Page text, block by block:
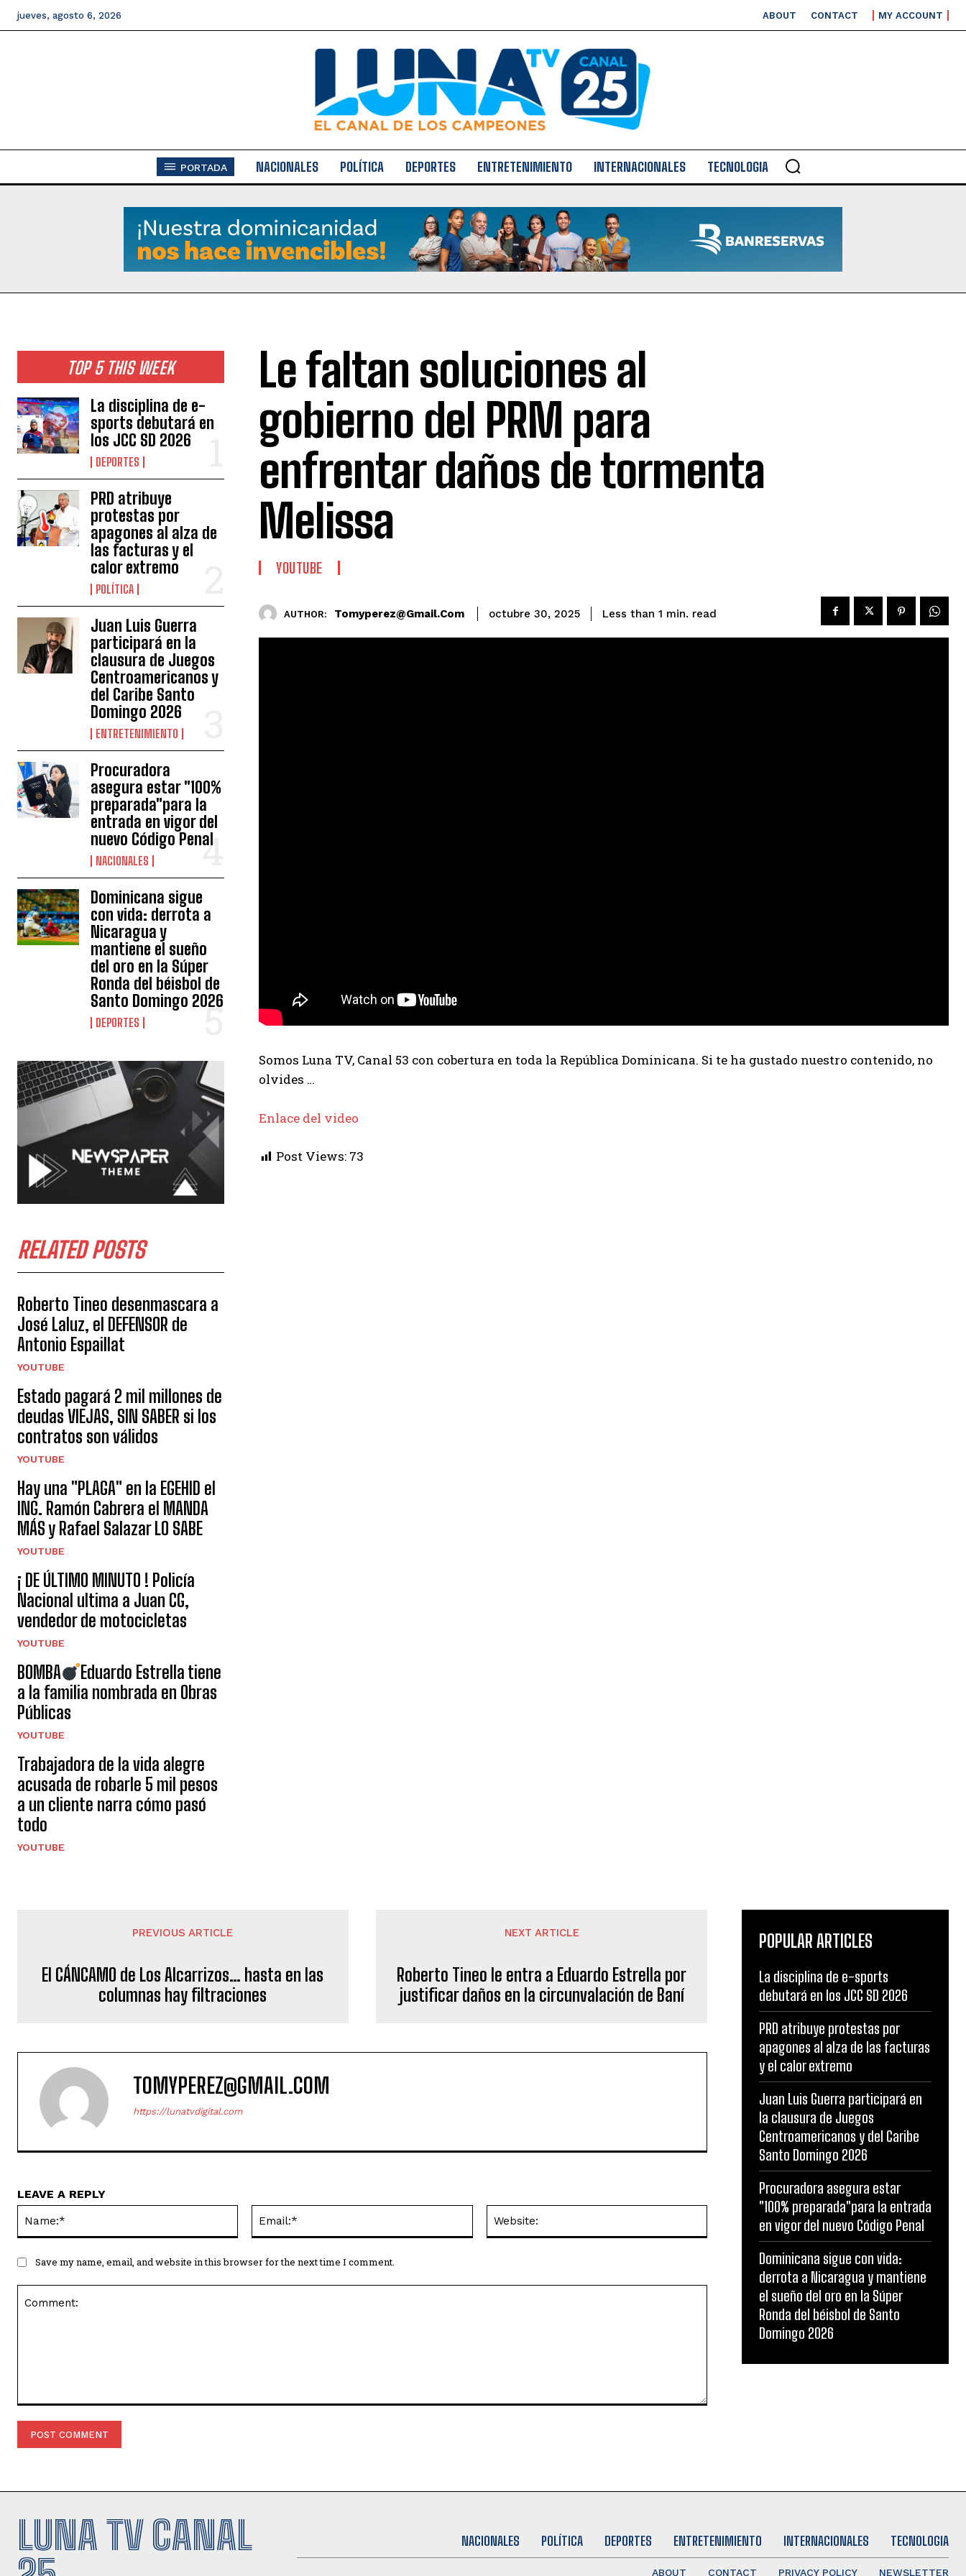
jueves, agosto 6, 2026 ABOUT CONTACT MY ACCOUNT
PORTADA NACIONALES POLÍTICA DEPORTES ENTRETENIMIENTO INTERNACIONALES TECNOLOGIA
TOP 5 THIS WEEK
La disciplina de e-
sports debutará en
los JCC SD 2026
DEPORTES
PRD atribuye
protestas por
apagones al alza de
las facturas y el
calor extremo
POLÍTICA
Juan Luis Guerra
participará en la
clausura de Juegos
Centroamericanos y
del Caribe Santo
Domingo 2026
ENTRETENIMIENTO
Procuradora
asegura estar "100%
preparada"para la
entrada en vigor del
nuevo Código Penal
NACIONALES
Dominicana sigue
con vida: derrota a
Nicaragua y
mantiene el sueño
del oro en la Súper
Ronda del béisbol de
Santo Domingo 2026
DEPORTES
RELATED POSTS
Roberto Tineo desenmascara a
José Laluz, el DEFENSOR de
Antonio Espaillat
YOUTUBE
Estado pagará 2 mil millones de
deudas VIEJAS, SIN SABER si los
contratos son válidos
YOUTUBE
Hay una "PLAGA" en la EGEHID el
ING. Ramón Cabrera el MANDA
MÁS y Rafael Salazar LO SABE
YOUTUBE
¡ DE ÚLTIMO MINUTO ! Policía
Nacional ultima a Juan CG,
vendedor de motocicletas
YOUTUBE
BOMBA
Eduardo Estrella tiene
a la familia nombrada en Obras
Públicas
YOUTUBE
Trabajadora de la vida alegre
acusada de robarle 5 mil pesos
a un cliente narra cómo pasó
todo
YOUTUBE
Le faltan soluciones al
gobierno del PRM para
enfrentar daños de tormenta
Melissa
YOUTUBE
AUTHOR: Tomyperez@gmail.com octubre 30, 2025 Less than 1 min. read
Somos Luna TV, Canal 53 con cobertura en toda la República Dominicana. Si te ha gustado nuestro contenido, no
olvides …
Enlace del video
Post Views: 73
PREVIOUS ARTICLE
El CÁNCAMO de Los Alcarrizos… hasta en las
columnas hay filtraciones
NEXT ARTICLE
Roberto Tineo le entra a Eduardo Estrella por
justificar daños en la circunvalación de Baní
TOMYPEREZ@GMAIL.COM
https://lunatvdigital.com
LEAVE A REPLY
Save my name, email, and website in this browser for the next time I comment.
POPULAR ARTICLES
La disciplina de e-sports
debutará en los JCC SD 2026
PRD atribuye protestas por
apagones al alza de las facturas
y el calor extremo
Juan Luis Guerra participará en
la clausura de Juegos
Centroamericanos y del Caribe
Santo Domingo 2026
Procuradora asegura estar
"100% preparada"para la entrada
en vigor del nuevo Código Penal
Dominicana sigue con vida:
derrota a Nicaragua y mantiene
el sueño del oro en la Súper
Ronda del béisbol de Santo
Domingo 2026
LUNA TV CANAL
NACIONALES POLÍTICA DEPORTES ENTRETENIMIENTO INTERNACIONALES TECNOLOGIA
ABOUT CONTACT PRIVACY POLICY NEWSLETTER